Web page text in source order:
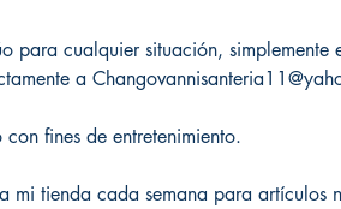
para cualquier situación, simplemente
a
con fines de entretenimiento.
mi tienda cada semana para artículos